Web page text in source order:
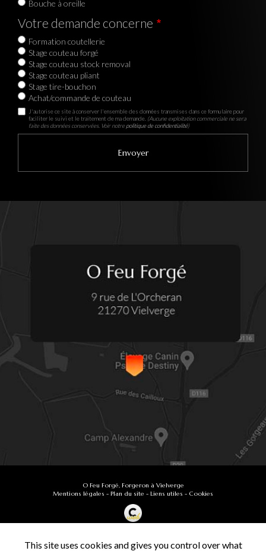
Bouche à oreille
Votre demande concerne
Formation coutellerie
Stage couteau forgé
Stage couteau stock removal
Stage couteau pliant
Stage tire-bouchon
Achat/commande de couteau
J'autorise ce site à conserver l'ensemble des données transmises dans ce formulaire pour
faciliter le suivi et le traitement de ma demande. (Aucune exploitation commerciale ne sera
faite des données conservées. Voir notrepolitique de confidentialité)
O Feu Forgé, Forgeron à Vielverge
Mentions légales - Plan du site - Liens utiles - Cookies
Secteur -En savoir +
This site uses cookies and gives you control over what